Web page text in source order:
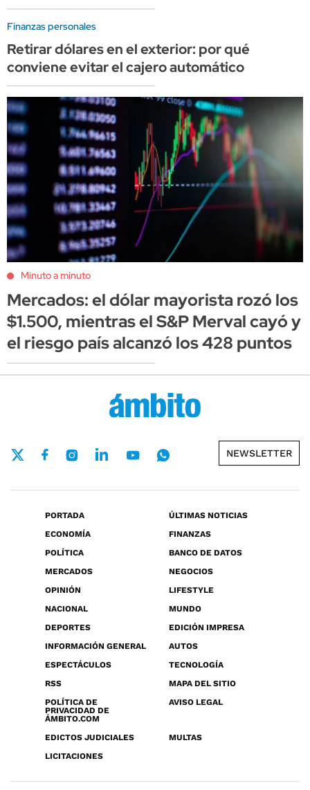
Finanzas personales
Retirar dólares en el exterior: por qué
conviene evitar el cajero automático
Minuto a minuto
Mercados: el dólar mayorista rozó los
$1.500, mientras el S&P Merval cayó y
el riesgo país alcanzó los 428 puntos
NEWSLETTER
PORTADA
ÚLTIMAS NOTICIAS
ECONOMÍA
FINANZAS
POLÍTICA
BANCO DE DATOS
MERCADOS
NEGOCIOS
OPINIÓN
LIFESTYLE
NACIONAL
MUNDO
DEPORTES
EDICIÓN IMPRESA
INFORMACIÓN GENERAL
AUTOS
ESPECTÁCULOS
TECNOLOGÍA
RSS
MAPA DEL SITIO
POLÍTICA DE
PRIVACIDAD DE
ÁMBITO.COM
AVISO LEGAL
EDICTOS JUDICIALES
MULTAS
LICITACIONES